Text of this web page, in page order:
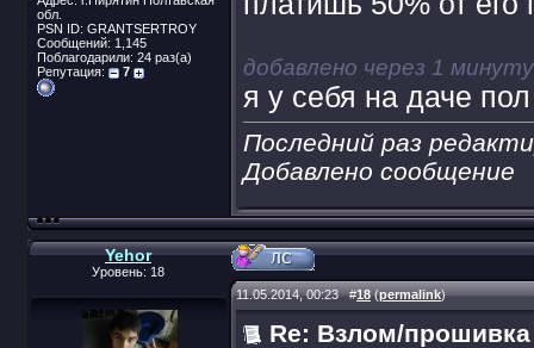
обл.
PSN ID: GRANTSERTROY
Сообщений: 1,145
Поблагодарили: 24 раз(а)
Репутация:
7 добавлено через 1 минуту
я у себя на даче
Последний раз
Добавлено сообщение
Yehor
Уровень: 18
11.05.2014, 00:23#18(permalink)
Re: Взлом/прошивка